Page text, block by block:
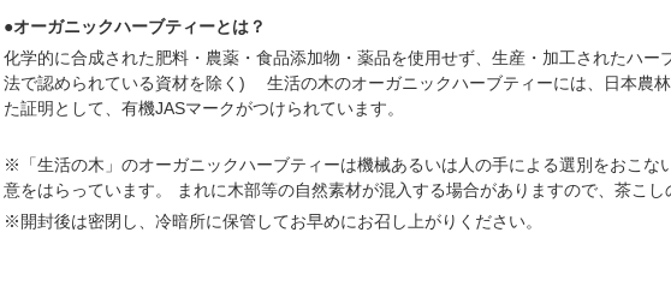
●オーガニックハーブティーとは？
化学的に合成された肥料・農薬・食品添加物・薬品を使用せず、生産・加工されたハー
法で認められている資材を除く) 生活の木のオーガニックハーブティーには、日本農
た証明として、有機JASマークがつけられています。
※「生活の木」のオーガニックハーブティーは機械あるいは人の手による選別をおこな
意をはらっています。 まれに木部等の自然素材が混入する場合がありますので、茶こし
※開封後は密閉し、冷暗所に保管してお早めにお召し上がりください。